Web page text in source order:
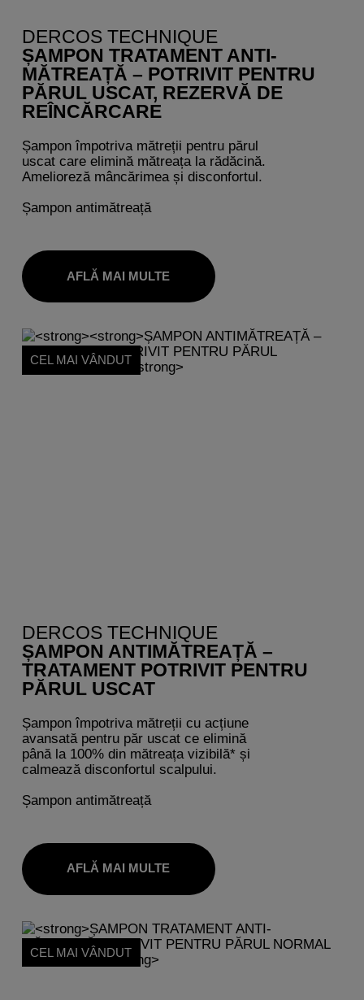
DERCOS TECHNIQUE
ȘAMPON TRATAMENT ANTI-
MĂTREAȚĂ – POTRIVIT PENTRU
PĂRUL USCAT, REZERVĂ DE
REÎNCĂRCARE
Șampon împotriva mătreții pentru părul
uscat care elimină mătreața la rădăcină.
Amelioreză mâncărimea și disconfortul.
Șampon antimătreață
AFLĂ MAI MULTE
CEL MAI VÂNDUT
DERCOS TECHNIQUE
ȘAMPON ANTIMĂTREAȚĂ –
TRATAMENT POTRIVIT PENTRU
PĂRUL USCAT
Șampon împotriva mătreții cu acțiune
avansată pentru păr uscat ce elimină
până la 100% din mătreața vizibilă* și
calmează disconfortul scalpului.
Șampon antimătreață
AFLĂ MAI MULTE
CEL MAI VÂNDUT